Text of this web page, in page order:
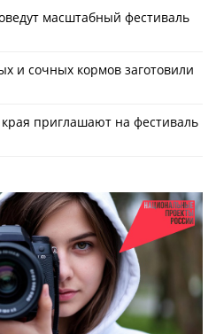
масштабный фестиваль
и сочных кормов заготовили
приглашают на фестиваль